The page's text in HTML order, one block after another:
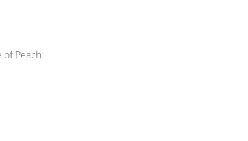
of Peach